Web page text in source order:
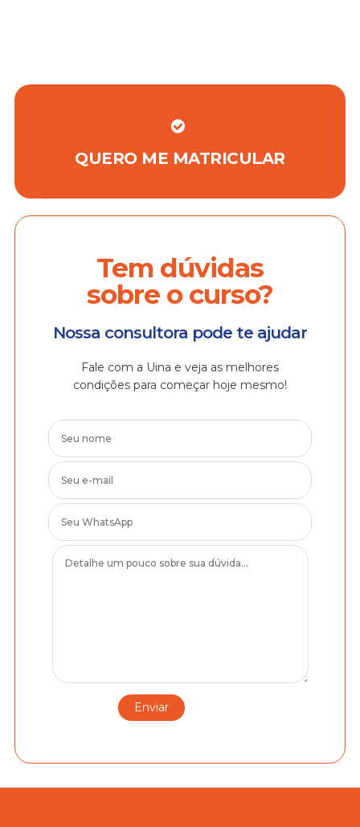
QUERO ME MATRICULAR
Tem dúvidas
sobre o curso?
Nossa consultora pode te ajudar
Fale com a Uina e veja as melhores
condições para começar hoje mesmo!